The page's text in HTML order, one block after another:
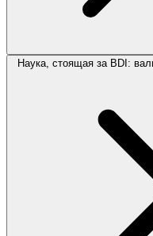
Наука, стоящая за BDI: